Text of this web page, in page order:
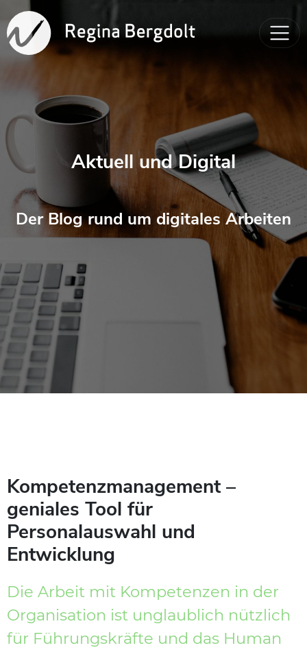
Aktuell und Digital
Der Blog rund um digitales Arbeiten
Kompetenzmanagement –
geniales Tool für
Personalauswahl und
Entwicklung
Die Arbeit mit Kompetenzen in der
Organisation ist unglaublich nützlich
für Führungskräfte und das Human